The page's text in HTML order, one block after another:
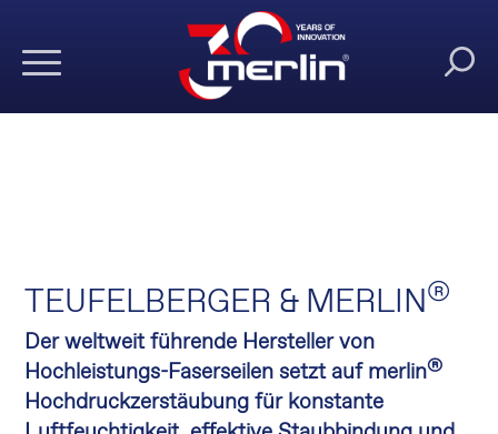
TEUFELBERGER & MERLIN®
Der weltweit führende Hersteller von
Hochleistungs-Faserseilen setzt auf merlin®
Hochdruckzerstäubung für konstante